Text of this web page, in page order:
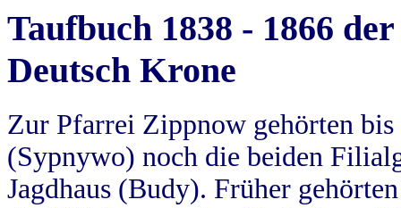
Taufbuch 1838 - 1866
Deutsch Krone
Zur Pfarrei Zippnow gehörten
(Sypnywo) noch die beiden
Jagdhaus (Budy). Früher